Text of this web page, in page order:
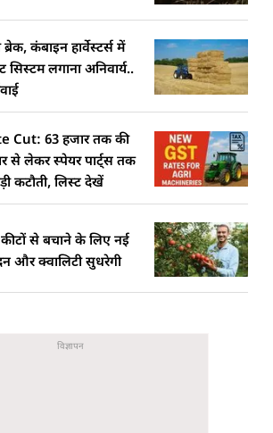
कंबाइन हार्वेस्टर्स में
सिस्टम लगाना अनिवार्य..
Cut: 63 हजार तक की
से लेकर स्पेयर पार्ट्स तक
कटौती, लिस्ट देखें
से बचाने के लिए नई
और क्वालिटी सुधरेगी